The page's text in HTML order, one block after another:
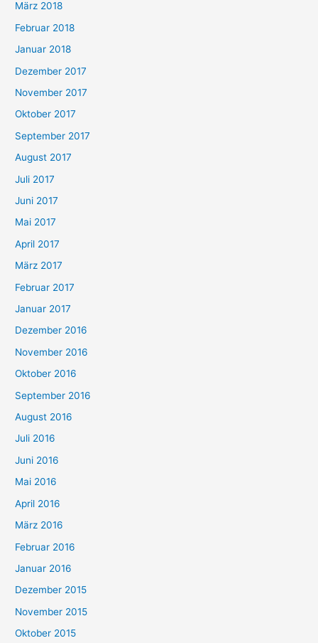
März 2018
Februar 2018
Januar 2018
Dezember 2017
November 2017
Oktober 2017
September 2017
August 2017
Juli 2017
Juni 2017
Mai 2017
April 2017
März 2017
Februar 2017
Januar 2017
Dezember 2016
November 2016
Oktober 2016
September 2016
August 2016
Juli 2016
Juni 2016
Mai 2016
April 2016
März 2016
Februar 2016
Januar 2016
Dezember 2015
November 2015
Oktober 2015